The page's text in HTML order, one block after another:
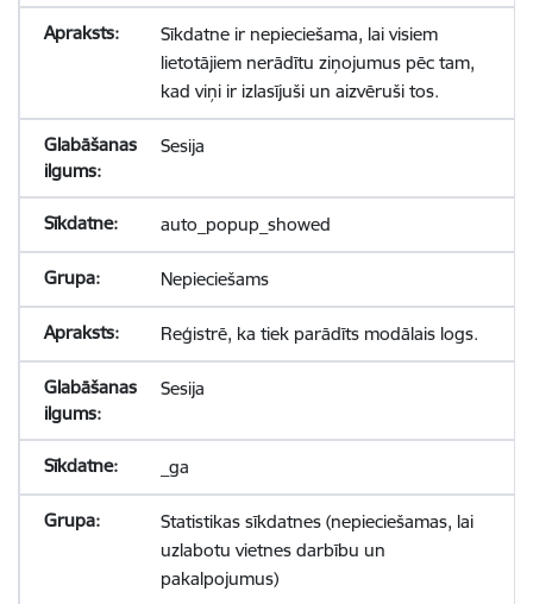
Sīkdatne ir nepieciešama, lai visiem
lietotājiem nerādītu ziņojumus pēc tam,
kad viņi ir izlasījuši un aizvēruši tos.
Sesija
auto_popup_showed
Nepieciešams
Reģistrē, ka tiek parādīts modālais logs.
Sesija
_ga
Statistikas sīkdatnes (nepieciešamas, lai
uzlabotu vietnes darbību un
pakalpojumus)